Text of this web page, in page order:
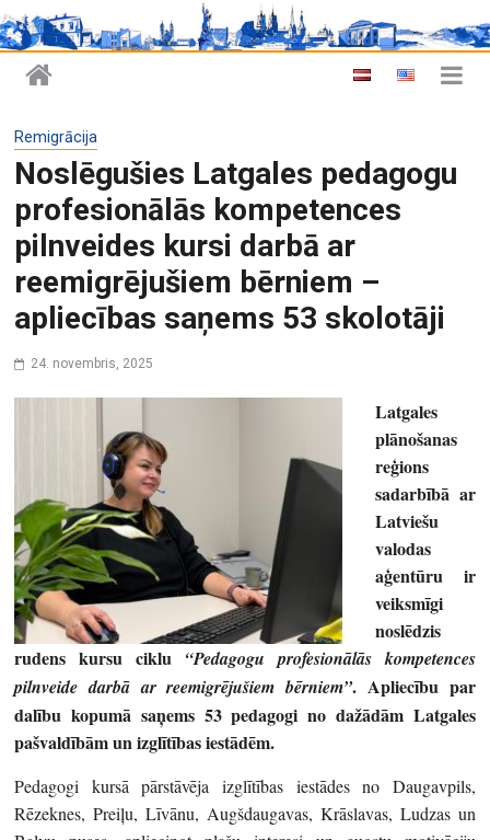
Remigrācija
Noslēgušies Latgales pedagogu
profesionālās kompetences
pilnveides kursi darbā ar
reemigrējušiem bērniem –
apliecības saņems 53 skolotāji
24. novembris, 2025
Latgales
plānošanas
reģions
sadarbībā ar
Latviešu
valodas
aģentūru ir
veiksmīgi
noslēdzis
rudens kursu ciklu “Pedagogu profesionālās kompetences
pilnveide darbā ar reemigrējušiem bērniem”. Apliecību par
dalību kopumā saņems 53 pedagogi no dažādām Latgales
pašvaldībām un izglītības iestādēm.
Pedagogi kursā pārstāvēja izglītības iestādes no Daugavpils,
Rēzeknes, Preiļu, Līvānu, Augšdaugavas, Krāslavas, Ludzas un